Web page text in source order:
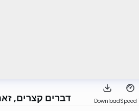
דברים קצרים, DownloadSpeed 1